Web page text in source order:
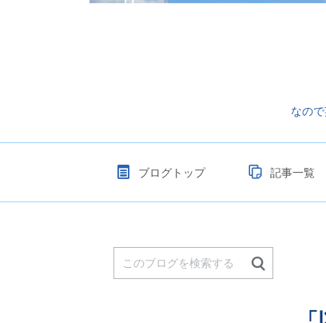
なの
ブログトップ 記事一覧